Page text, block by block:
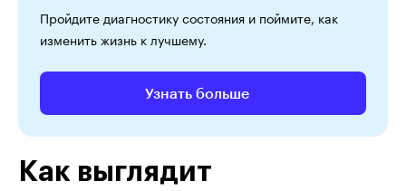
Пройдите диагностику состояния и поймите, как
изменить жизнь к лучшему.
Узнать больше
Как выглядит